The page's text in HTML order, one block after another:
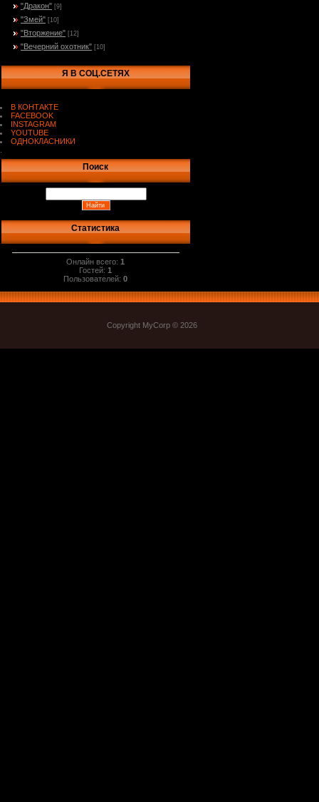
"Дракон" [9]
"Змей" [10]
"Вторжение" [12]
"Вечерний охотник" [10]
Я В СОЦ.СЕТЯХ
В КОНТАКТЕ
FACEBOOK
INSTAGRAM
YOUTUBE
ОДНОКЛАСНИКИ
Поиск
Статистика
Онлайн всего:1
Гостей:1
Пользователей:0
Copyright MyCorp © 2026